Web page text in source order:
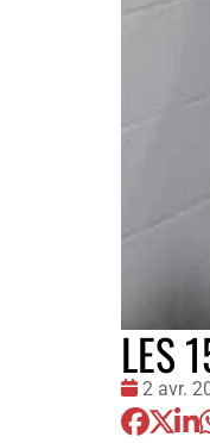
LES
Date
:
2 avr.